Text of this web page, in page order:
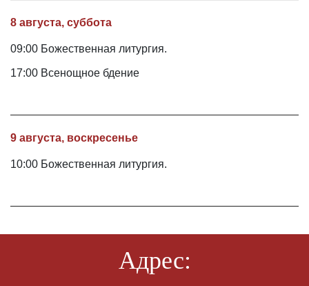
8 августа, суббота
09:00 Божественная литургия.
17:00 Всенощное бдение
9 августа, воскресенье
10:00 Божественная литургия.
Адрес: